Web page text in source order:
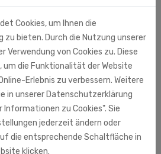
Cookies, um Ihnen die
zu bieten. Durch die Nutzung unserer
Verwendung von Cookies zu. Diese
um die Funktionalität der Website
Erlebnis zu verbessern. Weitere
in unserer Datenschutzerklärung
Informationen zu Cookies". Sie
jederzeit ändern oder
die entsprechende Schaltfläche in
klicken.